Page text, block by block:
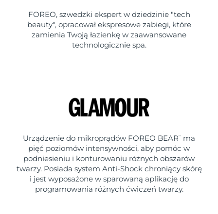
FOREO, szwedzki ekspert w dziedzinie "tech
beauty", opracował ekspresowe zabiegi, które
zamienia Twoją łazienkę w zaawansowane
technologicznie spa.
Urządzenie do mikroprądów FOREO BEAR ™
ma
pięć poziomów intensywności, aby pomóc w
podniesieniu i konturowaniu różnych obszarów
twarzy. Posiada system Anti-Shock chroniący skórę
i jest wyposażone w sparowaną aplikację do
programowania różnych ćwiczeń twarzy.